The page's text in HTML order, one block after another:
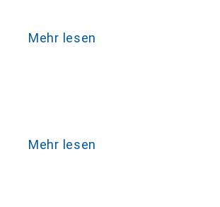
Mehr lesen
Mehr lesen